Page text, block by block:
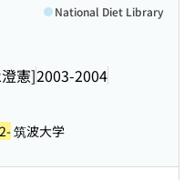
憲]2003-2004
National Diet Library
筑波大学